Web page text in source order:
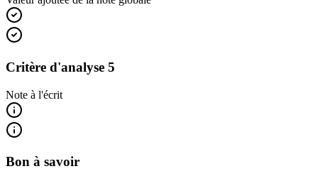
Critère d'analyse 5
Note à l'écrit
Bon à savoir